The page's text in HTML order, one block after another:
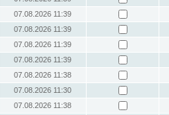
07.08.2026 11:39
07.08.2026 11:39
07.08.2026 11:39
07.08.2026 11:39
07.08.2026 11:38
07.08.2026 11:30
07.08.2026 11:38